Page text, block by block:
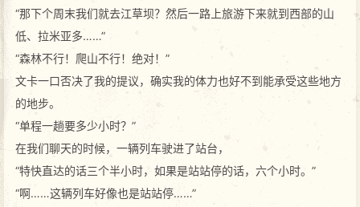
“那下个周末我们就去江草坝？然后一路上旅游下来就到西部的山
低、拉米亚多……”
“森林不行！爬山不行！绝对！”
文卡一口否决了我的提议，确实我的体力也好不到能承受这些地方
的地步。
“单程一趟要多少小时？”
在我们聊天的时候，一辆列车驶进了站台，
“特快直达的话三个半小时，如果是站站停的话，六个小时。”
“啊……这辆列车好像也是站站停……”